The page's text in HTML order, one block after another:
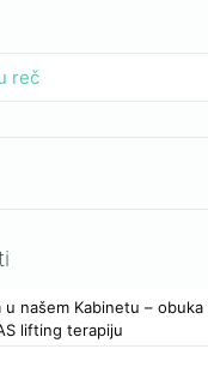
u našem Kabinetu – obuka
lifting terapiju